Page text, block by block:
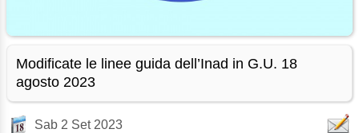
Modificate le linee guida dell’Inad in G.U. 18
agosto 2023
Sab 2 Set 2023